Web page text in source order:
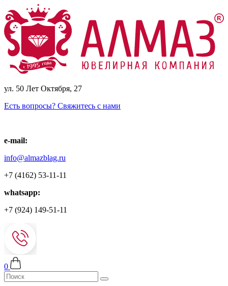
ул. 50 Лет Октября, 27
Есть вопросы? Свяжитесь с нами
e-mail:
info@almazblag.ru
+7 (4162) 53-11-11
whatsapp:
+7 (924) 149-51-11
0